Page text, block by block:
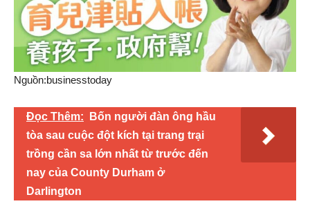
Nguồn:businesstoday
Đọc Thêm:
Bốn người đàn ông hầu
tòa sau cuộc đột kích tại trang trại
trồng cần sa lớn nhất từ trước đến
nay của County Durham ở
Darlington